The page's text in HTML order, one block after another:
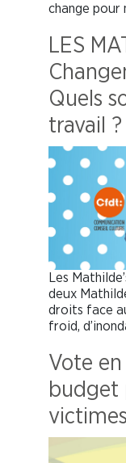
change pour
LES
Quels
travail ?
Les
deux
droits face
froid,
Vote en
budget